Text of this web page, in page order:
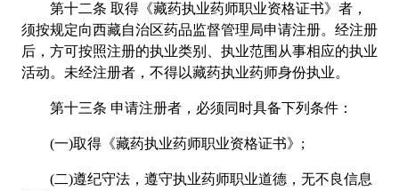
第十二条 取得《藏药执业药师职业资格证书》者，
须按规定向西藏自治区药品监督管理局申请注册。经注册
后，方可按照注册的执业类别、执业范围从事相应的执业
活动。未经注册者，不得以藏药执业药师身份执业。
第十三条 申请注册者，必须同时具备下列条件：
(一)取得《藏药执业药师职业资格证书》;
(二)遵纪守法，遵守执业药师职业道德，无不良信息